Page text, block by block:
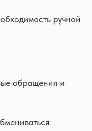
ручной
обращения и